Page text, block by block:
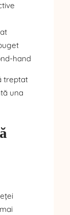
hand
treptat
una